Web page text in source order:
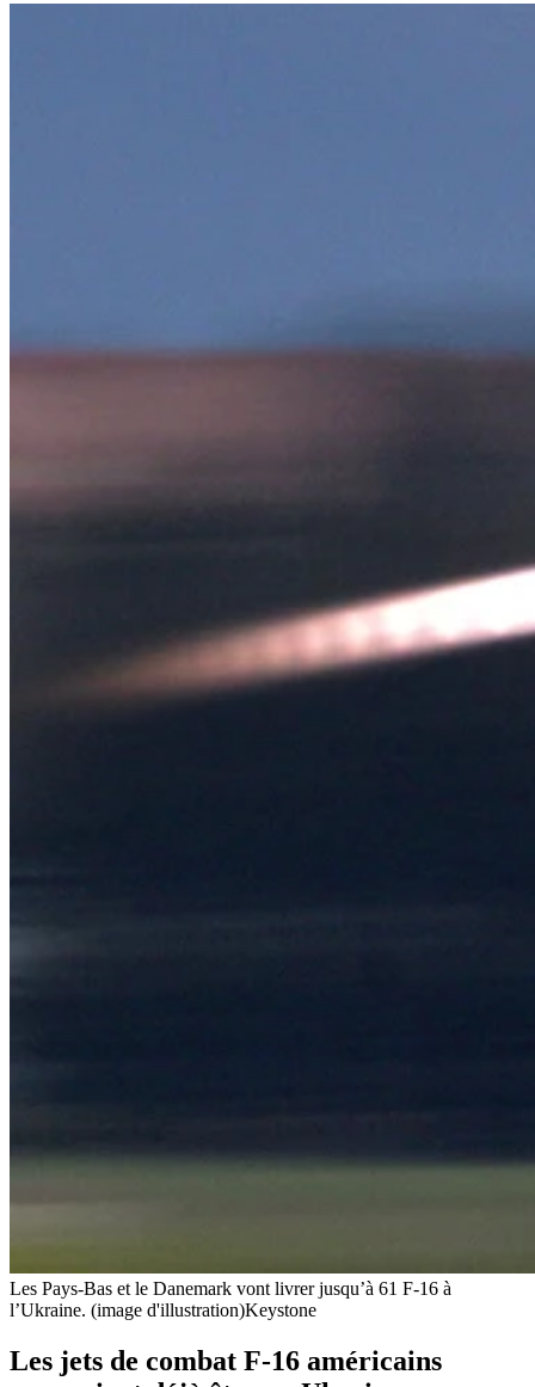
Les Pays-Bas et le Danemark vont livrer jusqu’à 61 F-16 à
l’Ukraine. (image d'illustration)Keystone
Les jets de combat F-16 américains